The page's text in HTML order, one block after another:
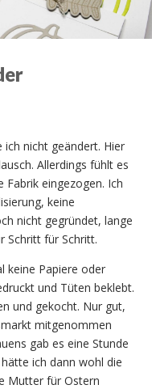
nicht geändert. Hier
Allerdings fühlt es
Fabrik eingezogen. Ich
keine
nicht gegründet, lange
Schritt für Schritt.
keine Papiere oder
und Tüten beklebt.
und gekocht. Nur gut,
mitgenommen
gab es eine Stunde
ich dann wohl die
Mutter für Ostern